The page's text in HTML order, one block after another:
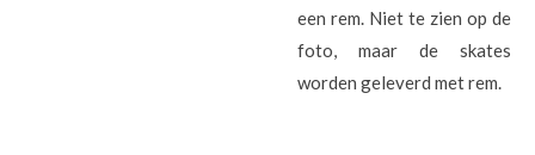
een rem. Niet te zien op de
foto, maar de skates
worden geleverd met rem.